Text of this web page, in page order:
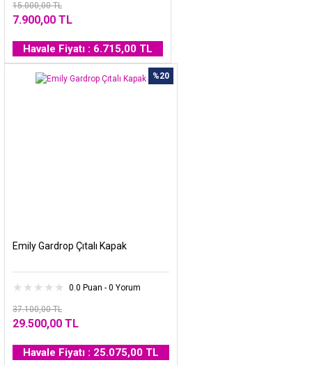
15.000,00 TL
7.900,00 TL
Havale Fiyatı : 6.715,00 TL
%20
Emily Gardrop Çıtalı Kapak
0.0 Puan - 0 Yorum
37.100,00 TL
29.500,00 TL
Havale Fiyatı : 25.075,00 TL